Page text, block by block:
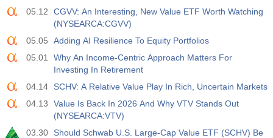
05.12
CGVV: An Interesting, New Value ETF Worth Watching
(NYSEARCA:CGVV)
05.05
Adding AI Resilience To Equity Portfolios
05.01
Why An Income-Centric Approach Matters For
Investing In Retirement
04.14
SCHV: A Relative Value Play In Rich, Uncertain Markets
04.13
Value Is Back In 2026 And Why VTV Stands Out
(NYSEARCA:VTV)
03.30
Should Schwab U.S. Large-Cap Value ETF (SCHV) Be